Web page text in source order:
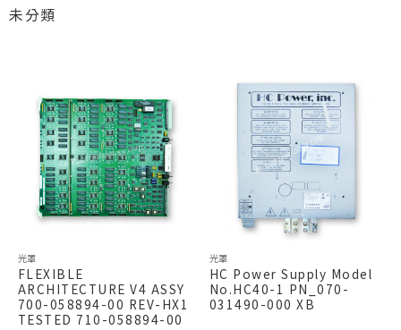
未分類
光罩
FLEXIBLE
ARCHITECTURE V4 ASSY
700-058894-00 REV-HX1
TESTED 710-058894-00
光罩
HC Power Supply Model
No.HC40-1 PN_070-
031490-000 XB